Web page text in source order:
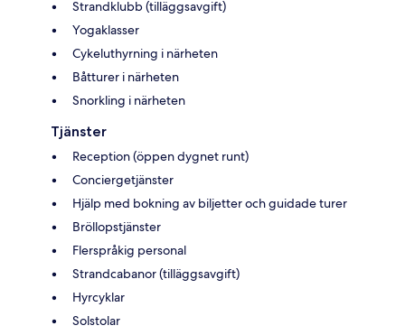
Strandklubb (tilläggsavgift)
Yogaklasser
Cykeluthyrning i närheten
Båtturer i närheten
Snorkling i närheten
Tjänster
Reception (öppen dygnet runt)
Conciergetjänster
Hjälp med bokning av biljetter och guidade turer
Bröllopstjänster
Flerspråkig personal
Strandcabanor (tilläggsavgift)
Hyrcyklar
Solstolar